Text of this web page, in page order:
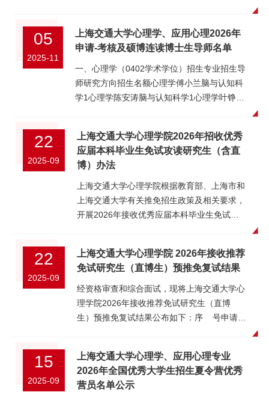
739088251102486X12603301蒋天翊心理学
申请-考核709070230中科院联培专项
768078234102486X12603486赵子正心理学
申请-考核0000放弃102486X12603302张可
懿应用心理申请-考核
理申请-考核0000放弃102486X12603304唐
浩洋应用心理申请-考核
658580230102486X12603305孟响应用心理
妍应用心理申请-考核
749089253102486X12603307郑波峰应用心
理申请-考核629086238102486X12603308傅
739087250102486X12603309纪若仪应用心
理申请-考核739088251102486X12603310罗
102486X12603311张沁圆应用心理申请-考核
0000放弃102486X12603313许云飞应用心理
申请-考核629085237国家实验室专项
619084235102486X12603487阮中强应用心
理申请-考核777572224
准；4. 全国高校拟获得推荐免试资格的2026
年优秀应届本科毕业生；5. 专业要求：心理
学、计算机科学、生物医学工程、临床医学、
教育学、管理学、工业设计等相关专业；6. 本
科阶段学习成绩优秀，本科（前三年）总评成
有浓厚的兴趣，愿意从事心理学方面的科学研
究；7. 英语符合下述条件之一：（1）全国大
学英语六级成绩≥425分；（2）新TOEFL ≥
高校相关专业或“双一流”建设相关学科学生优
先。二、申请类别申请类别：推免硕士、直博
申请专业：心理学（学术学位）三、申请办法
营网报系统
（http://ga.sjtu.edu.cn/zsgl/xlygl）进行网上
录--考生登录--点击：“夏令营考生登录”。2.
报名时间为2026年6月29日00:00:00至2026
年7月12日23:59:59，过期不再接受申请；不
学院将进行资格审核，以申请人的教育背景、
学业水平、科研能力、综合素质等作为主要评
价依据，择优确定入营名单。参营名单将公布
申请之前务必与博士生导师联系，确认导师是
否同意报考。三、申请条件1、中华人民共和
国公民。2、拥护中国共产党的领导，品德良
好，遵纪守法。3、身体健康状况符合国家和
学校的要求。4、外语水平须符合下述条件之
福）；（3）IELTS学术类≥6.0分（不含IELTS
Online）；（4）在英语为母语的国家参加全
英文授课学位项目并获得学位。2026年不举
行学校层面的英语统一考试。5、本校在读二
年级硕士研究生，已完成硕士培养方案规定的
课程学习，成绩优秀，具有较强的学术研究能
属于相同一级学科或专业领域，原则上应保证
硕士阶段为同一导师或同一课题组，保持课题
于2025年11月05日至12月15日在上海交通大
学研究生招生网（https://yzb.sjtu.edu.cn/）上
报名。报名路径：研招网首页-网上报名-博士
并提交。2、申请人须于2025年12月15日前在
招生网报名系统完成全部申请材料提交，报名
阶段无需邮寄纸质材料。3、通过资格初审的
《上海交通大学心理学、应用心理学2026
年“申请-考核”制博士研究生招生实施办法》。
一、招生专业学位类型专业代码专业名称学习
方式学术型040200心理学全日制专业型
045400应用心理全日制二、招生导师及名额
https://psychology.sjtu.edu.cn/zsxx/468.html
因博士生导师招生有名额限制要求，申请人在
申请之前务必与博士生导师联系，确认导师是
否同意报考。三、申请条件1、中华人民共和
国公民。2、拥护中国共产党的领导，品德良
好，遵纪守法。3、身体健康状况符合国家和
TOEFL iBT ≥ 90分（不含家庭版托福）；3)
IELTS学术类 ≥ 6.0分（不含IELTS
Online）；4) 在英语为母语的国家参加全英文
授课学位项目并获得学位；2026年不举行学
校层面的英语统一考试。5、已获硕士学位的
须通过教育部留学服务中心认证，提交认证报
告。境外在读尚未获得硕士学位的考生须提供
就读学校出具的学籍证明（写明预计获硕士学
05
2025-11
上海交通大学心理学、应用心理2026年
申请-考核及硕博连读博士生导师名单
一、心理学（0402学术学位）招生专业招生导
师研究方向招生名额心理学傅小兰脑与认知科
学1心理学陈安涛脑与认知科学1心理学叶铮脑
科学1心理学赵敏临床与健康心理学1心理学王
振临床与健康心理学1心理学李春波临床与健
康心理学1心理学杜江临床与健康心理学1心理
学史栋栋脑与认知科学1二、应用心理（0454
专业学位）招生专业招生导师研究方向招生名
额应用心理陈珏临床与健康心理学1应用心理
理学1应用心理孙琳临床与健康心理学1应用心
理程文红临床与健康心理学1应用心理范青临
床与健康心理学1应用心理申远临床与健康心
理学1联系方式：联系电话：021-
62932104（心理学院）、021-34773756（精
楼602室邮编：200030上海交通大学心理学院
招生信
息： https://psychology.sjtu.edu.cn/zsxx.html
22
2025-09
上海交通大学心理学院2026年招收优秀
应届本科毕业生免试攻读研究生（含直
博）办法
上海交通大学心理学院根据教育部、上海市和
上海交通大学有关推免招生政策及相关要求，
开展2026年接收优秀应届本科毕业生免试攻
则，全面考查，科学选拔，重点考核考生的创
新精神、实践能力、科研潜质等综合素质，坚
持择优录取，确保生源质量。一、申请条件1.
中华人民共和国公民。2. 拥护中国共产党的领
导，热爱祖国，品德良好，遵纪守法。3. 身体
弊、剽窃他人学术成果等有违学术道德、专业
伦理等行为以及其他违法违纪受处分或受处罚
记录。5. 本科阶段学习成绩优秀，本科（前三
22
2025-09
上海交通大学心理学院 2026年接收推荐
免试研究生（直博生）预推免复试结果
经资格审查和综合面试，现将上海交通大学心
理学院2026年接收推荐免试研究生（直博
生）预推免复试结果公布如下：序 号申请编
2202610831李 锦心理学不录取
3202600307袁雨涵心理学不录取放弃复试 上
海交通大学心理学院2025年9月21日
15
2025-09
上海交通大学心理学、应用心理专业
2026年全国优秀大学生招生夏令营优秀
营员名单公示